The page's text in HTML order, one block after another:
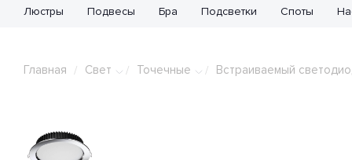
Люстры Подвесы Бра Подсветки Споты
Главная / Свет / Точечные / Встраиваемый